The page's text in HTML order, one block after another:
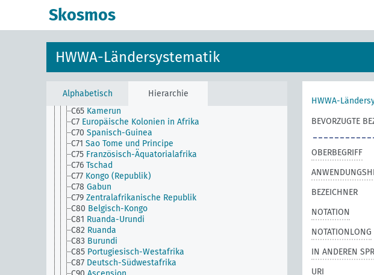
Skosmos
HWWA-Ländersystematik
Alphabetisch Hierarchie
C52 Portugiesisch-Guinea
C57 Goldküste, einschl. Togo (brit.)
C6 Ostafrika
C60
C65 Kamerun
C7 Europäische Kolonien in Afrika
C70 Spanisch-Guinea
C71 Sao Tome und Principe
C75 Französisch-Äquatorialafrika
C76 Tschad
C77 Kongo (Republik)
C78 Gabun
C79 Zentralafrikanische Republik
C80 Belgisch-Kongo
C81 Ruanda-Urundi
C82 Ruanda
C83 Burundi
C85 Portugiesisch-Westafrika
C87 Deutsch-Südwestafrika
HWWA-
BEVORZUGTE
OBERBEGRIFF
BEZEICHNER
NOTATION
NOTATIONLONG
IN ANDEREN
URI